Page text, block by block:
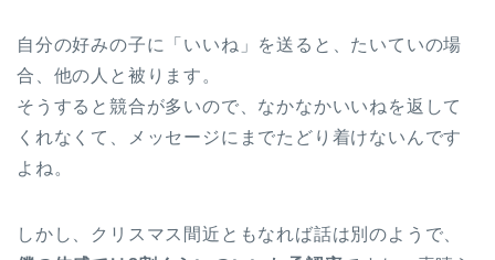
自分の好みの子に「いいね」を送ると、たいていの場
合、他の人と被ります。
そうすると競合が多いので、なかなかいいねを返して
くれなくて、メッセージにまでたどり着けないんです
よね。
しかし、クリスマス間近ともなれば話は別のようで、